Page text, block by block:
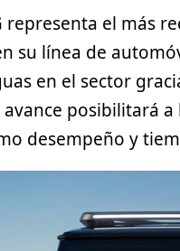
representa el más
su línea de
en el sector
avance posibilitará
desempeño y